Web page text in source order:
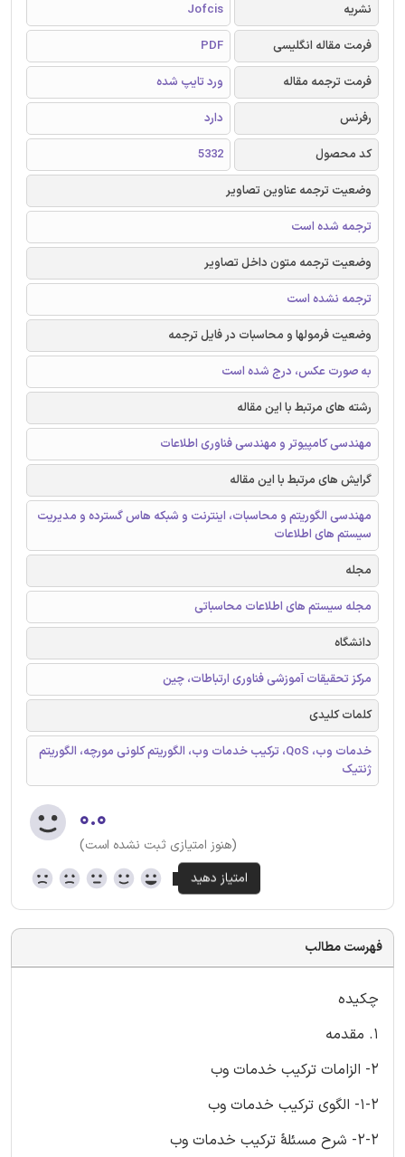
نشریه
Jofcis
فرمت مقاله انگلیسی
PDF
فرمت ترجمه مقاله
ورد تایپ شده
رفرنس
دارد
کد محصول
5332
وضعیت ترجمه عناوین تصاویر
ترجمه شده است
وضعیت ترجمه متون داخل تصاویر
ترجمه نشده است
وضعیت فرمولها و محاسبات در فایل ترجمه
به صورت عکس، درج شده است
رشته های مرتبط با این مقاله
مهندسی کامپیوتر و مهندسی فناوری اطلاعات
گرایش های مرتبط با این مقاله
مهندسی الگوریتم و محاسبات، اینترنت و شبکه هاس گسترده و مدیریت
سیستم های اطلاعات
مجله
مجله سیستم های اطلاعات محاسباتی
دانشگاه
مرکز تحقیقات آموزشی فناوری ارتباطات، چین
کلمات کلیدی
خدمات وب، QoS، ترکیب خدمات وب، الگوریتم کلونی مورچه، الگوریتم
ژنتیک
۰.۰
(هنوز امتیازی ثبت نشده است)
فهرست مطالب
چکیده
1. مقدمه
2- الزامات ترکیب خدمات وب
1-2- الگوی ترکیب خدمات وب
2-2- شرح مسئلۀ ترکیب خدمات وب